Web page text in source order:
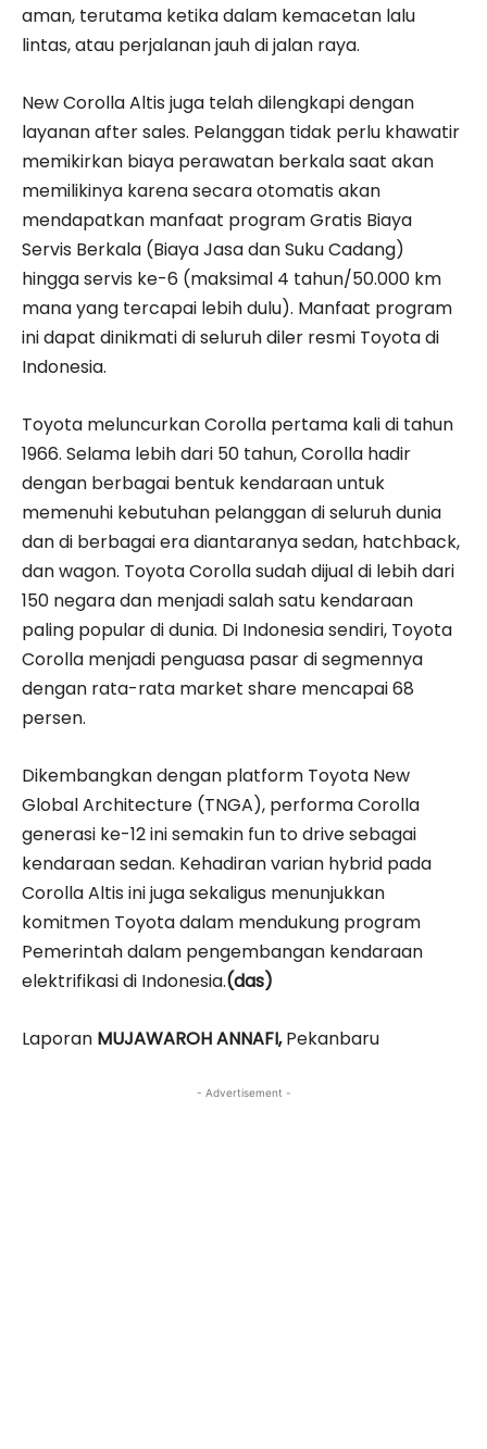
aman, terutama ketika dalam kemacetan lalu
lintas, atau perjalanan jauh di jalan raya.
New Corolla Altis juga telah dilengkapi dengan
layanan after sales. Pelanggan tidak perlu khawatir
memikirkan biaya perawatan berkala saat akan
memilikinya karena secara otomatis akan
mendapatkan manfaat program Gratis Biaya
Servis Berkala (Biaya Jasa dan Suku Cadang)
hingga servis ke-6 (maksimal 4 tahun/50.000 km
mana yang tercapai lebih dulu). Manfaat program
ini dapat dinikmati di seluruh diler resmi Toyota di
Indonesia.
Toyota meluncurkan Corolla pertama kali di tahun
1966. Selama lebih dari 50 tahun, Corolla hadir
dengan berbagai bentuk kendaraan untuk
memenuhi kebutuhan pelanggan di seluruh dunia
dan di berbagai era diantaranya sedan, hatchback,
dan wagon. Toyota Corolla sudah dijual di lebih dari
150 negara dan menjadi salah satu kendaraan
paling popular di dunia. Di Indonesia sendiri, Toyota
Corolla menjadi penguasa pasar di segmennya
dengan rata-rata market share mencapai 68
persen.
Dikembangkan dengan platform Toyota New
Global Architecture (TNGA), performa Corolla
generasi ke-12 ini semakin fun to drive sebagai
kendaraan sedan. Kehadiran varian hybrid pada
Corolla Altis ini juga sekaligus menunjukkan
komitmen Toyota dalam mendukung program
Pemerintah dalam pengembangan kendaraan
elektrifikasi di Indonesia.(das)
Laporan MUJAWAROH ANNAFI,Pekanbaru
- Advertisement -